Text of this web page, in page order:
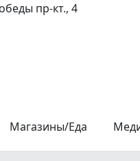
пр-кт., 4
Магазины/Еда